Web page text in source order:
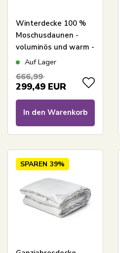
Winterdecke 100 %
Moschusdaunen -
voluminös und warm -
200x220 cm - Borg
Auf Lager
666,99
299,49 EUR
In den Warenkorb
SPAREN 39%